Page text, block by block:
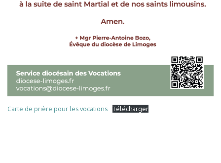
Carte de prière pour les vocations Télécharger